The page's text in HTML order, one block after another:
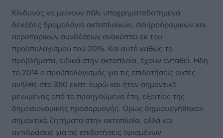
Κίνδυνος να μείνουν πάλι υποχρηματοδοτημένα
δεκάδες δρομολόγια ακτοπλοϊκών, σιδηροδρομικών και
αεροπορικών συνδέσεων ανακύπτει εκ του
προϋπολογισμού του 2015. Και αυτό καθώς τα
προβλήματα, ειδικά στην ακτοπλοΐα, έχουν ενταθεί. Ηδη
το 2014 ο προϋπολογισμός για τις επιδοτήσεις αυτές
ανήλθε στα 380 εκατ. ευρώ και ήταν σημαντικά
μειωμένος από τα προηγούμενα έτη, εξαιτίας της
δημοσιονομικής προσαρμογής. Ομως δημιουργήθηκαν
σημαντικά ζητήματα στην ακτοπλοΐα, αλλά και
αντιδράσεις για τις επιδοτήσεις ορισμένων